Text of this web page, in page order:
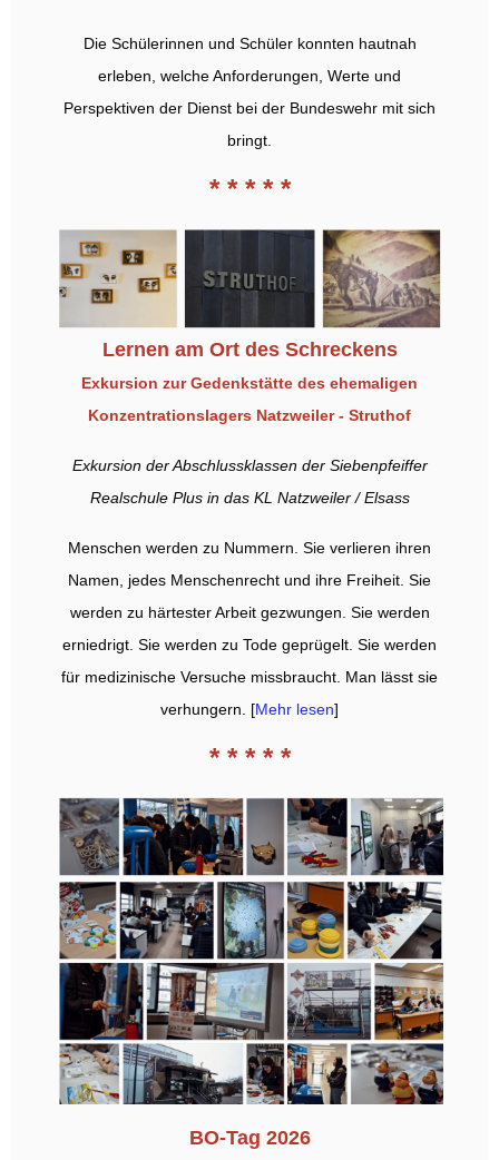
Die Schülerinnen und Schüler konnten hautnah
erleben, welche Anforderungen, Werte und
Perspektiven der Dienst bei der Bundeswehr mit sich
bringt.
* * * * *
Lernen am Ort des Schreckens
Exkursion zur Gedenkstätte des ehemaligen
Konzentrationslagers Natzweiler - Struthof
Exkursion der Abschlussklassen der Siebenpfeiffer
Realschule Plus in das KL Natzweiler / Elsass
Menschen werden zu Nummern. Sie verlieren ihren
Namen, jedes Menschenrecht und ihre Freiheit. Sie
werden zu härtester Arbeit gezwungen. Sie werden
erniedrigt. Sie werden zu Tode geprügelt. Sie werden
für medizinische Versuche missbraucht. Man lässt sie
verhungern. [Mehr lesen]
* * * * *
BO-Tag 2026